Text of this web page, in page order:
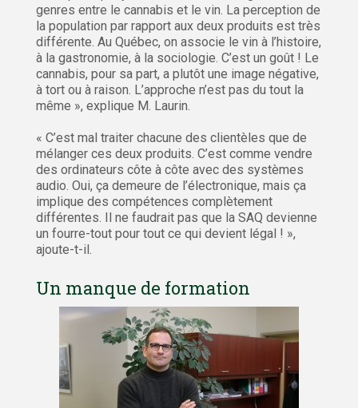
genres entre le cannabis et le vin. La perception de
la population par rapport aux deux produits est très
différente. Au Québec, on associe le vin à l’histoire,
à la gastronomie, à la sociologie. C’est un goût ! Le
cannabis, pour sa part, a plutôt une image négative,
à tort ou à raison. L’approche n’est pas du tout la
même », explique M. Laurin.
« C’est mal traiter chacune des clientèles que de
mélanger ces deux produits. C’est comme vendre
des ordinateurs côte à côte avec des systèmes
audio. Oui, ça demeure de l’électronique, mais ça
implique des compétences complètement
différentes. Il ne faudrait pas que la SAQ devienne
un fourre-tout pour tout ce qui devient légal ! »,
ajoute-t-il.
Un manque de formation